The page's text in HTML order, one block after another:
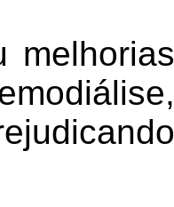
melhorias